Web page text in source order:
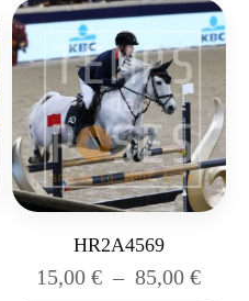
HR2A4569
15,00€ – 85,00€